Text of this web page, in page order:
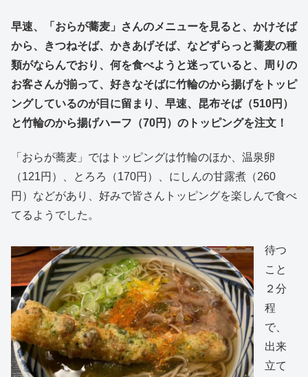
早速、「おらが蕎麦」さんのメニューを見ると、かけそば
から、きつねそば、かきあげそば、などずらっと蕎麦の種
類がならんでおり、何を食べようと迷っていると、周りの
お客さんが揃って、好きなそばに竹輪のから揚げをトッピ
ングしているのが目に留まり、早速、昆布そば（510円）
と竹輪のから揚げハーフ（70円）のトッピングを注文！
「おらが蕎麦」ではトッピングは竹輪のほか、温泉卵
（121円）、とろろ（170円）、にしんの甘露煮（260
円）などがあり、好みで皆さんトッピングを楽しんで食べ
てるようでした。
待つ
こと
２分
程
で、
出来
立て